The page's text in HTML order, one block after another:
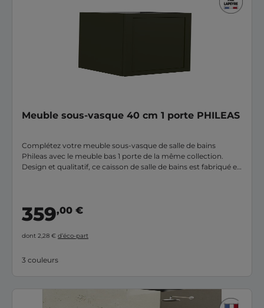
Meuble sous-vasque 40 cm 1 porte PHILEAS
Complétez votre meuble sous-vasque de salle de bains
Phileas avec le meuble bas 1 porte de la même collection.
Design et qualitatif, ce caisson de salle de bains est fabriqué en
359,00 €
dont 2,28 € d’éco-part
3 couleurs